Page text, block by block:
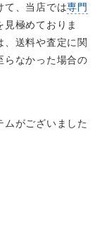
て、当店では専門
極めておりま
、送料や査定に関
らなかった場合の
ムがございました